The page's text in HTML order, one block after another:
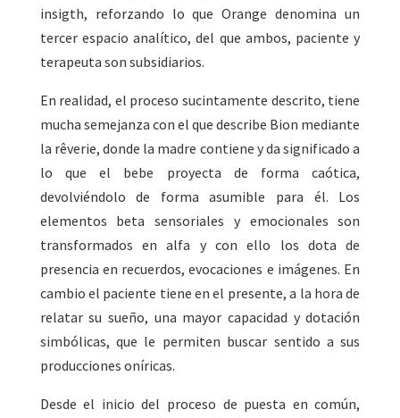
insigth, reforzando lo que Orange denomina un
tercer espacio analítico, del que ambos, paciente y
terapeuta son subsidiarios.
En realidad, el proceso sucintamente descrito, tiene
mucha semejanza con el que describe Bion mediante
la rêverie, donde la madre contiene y da significado a
lo que el bebe proyecta de forma caótica,
devolviéndolo de forma asumible para él. Los
elementos beta sensoriales y emocionales son
transformados en alfa y con ello los dota de
presencia en recuerdos, evocaciones e imágenes. En
cambio el paciente tiene en el presente, a la hora de
relatar su sueño, una mayor capacidad y dotación
simbólicas, que le permiten buscar sentido a sus
producciones oníricas.
Desde el inicio del proceso de puesta en común,